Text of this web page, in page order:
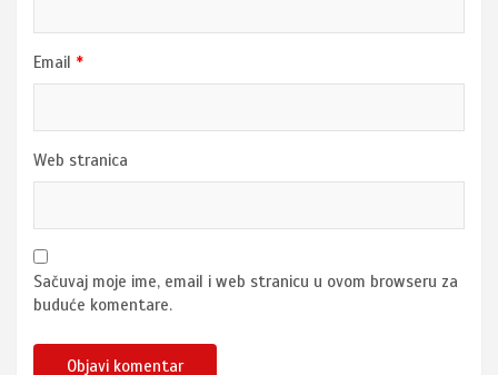
Email *
Web stranica
Sačuvaj moje ime, email i web stranicu u ovom browseru za
buduće komentare.